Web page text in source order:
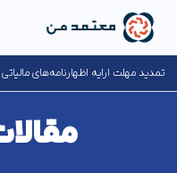
اطلاعیه سازمان امور مالیاتی